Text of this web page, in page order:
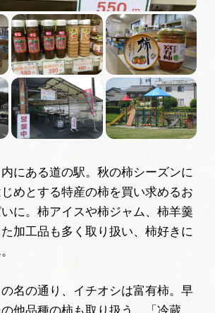
内にある道の駅。秋の柿シーズンに
めとする特産の柿を買い求めるお
に。柿アイスや柿ジャム、柿羊羹
加工品も多く取り扱い、柿好きに
の名の通り、イチオシは富有柿。早